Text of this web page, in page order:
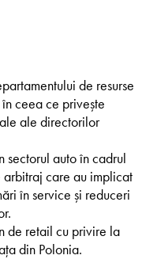
de resurse
ceea ce privește
ale directorilor
sectorul auto în cadrul
care au implicat
în service și reduceri
de retail cu privire la
din Polonia.